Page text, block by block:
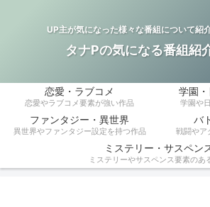
UP主が気になった様々な番組について紹
タナPの気になる番組紹
恋愛・ラブコメ
恋愛やラブコメ要素が強い作品
学園
学園や
ファンタジー・異世界
異世界やファンタジー設定を持つ作品
バ
戦闘やア
ミステリー・サスペン
ミステリーやサスペンス要素のあ